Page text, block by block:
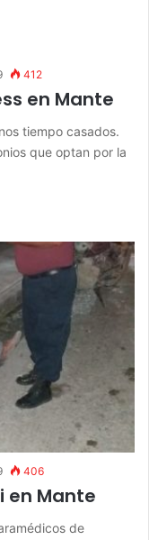
412
en Mante
tiempo casados.
que optan por la
406
en Mante
de